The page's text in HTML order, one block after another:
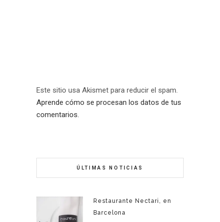
Este sitio usa Akismet para reducir el spam.
Aprende cómo se procesan los datos de tus
comentarios.
ÚLTIMAS NOTICIAS
Restaurante Nectari, en
Barcelona